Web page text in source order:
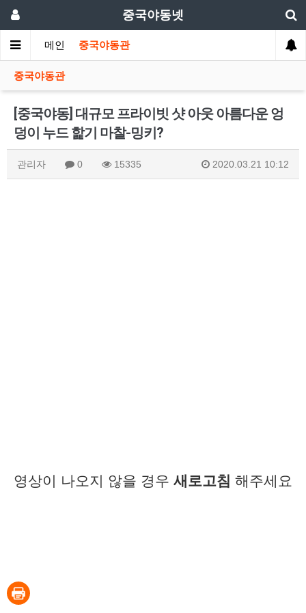
중국야동넷
메인 중국야동관
중국야동관
[중국야동] 대규모 프라이빗 샷 아웃 아름다운 엉
덩이 누드 핥기 마찰-밍키?
관리자 0 15335 2020.03.21 10:12
영상이 나오지 않을 경우 새로고침 해주세요